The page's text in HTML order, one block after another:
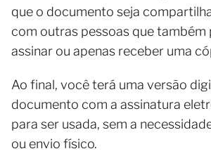
que o documento seja
com outras pessoas que também
assinar ou apenas receber uma
Ao final, você terá uma versão
documento com a assinatura
para ser usada, sem a
ou envio físico.